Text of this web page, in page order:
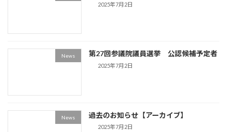
2025年7月2日
News 第27回参議院議員選挙 公認候補予定者
2025年7月2日
News 過去のお知らせ【アーカイブ】
2025年7月2日